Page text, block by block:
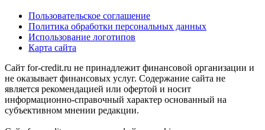
Пользовательское соглашение
Политика обработки персональных данных
Использование логотипов
Карта сайта
Сайт for-credit.ru не принадлежит финансовой организации и
не оказывает финансовых услуг. Содержание сайта не
является рекомендацией или офертой и носит
информационно-справочный характер основанный на
субъективном мнении редакции.